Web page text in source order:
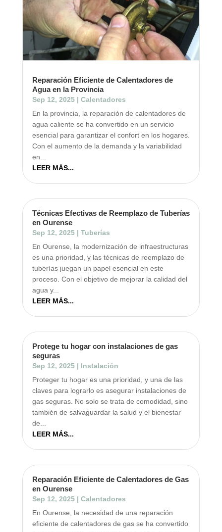
Reparación Eficiente de Calentadores de
Agua en la Provincia
Sep 12, 2025| Calentadores
En la provincia, la reparación de calentadores de
agua caliente se ha convertido en un servicio
esencial para garantizar el confort en los hogares.
Con el aumento de la demanda y la variabilidad
en...
LEER MÁS...
Técnicas Efectivas de Reemplazo de Tuberías
en Ourense
Sep 12, 2025| Tuberías
En Ourense, la modernización de infraestructuras
es una prioridad, y las técnicas de reemplazo de
tuberías juegan un papel esencial en este
proceso. Con el objetivo de mejorar la calidad del
agua y...
LEER MÁS...
Protege tu hogar con instalaciones de gas
seguras
Sep 12, 2025| Instalación
Proteger tu hogar es una prioridad, y una de las
claves para lograrlo es asegurar instalaciones de
gas seguras. No solo se trata de comodidad, sino
también de salvaguardar la salud y el bienestar
de...
LEER MÁS...
Reparación Eficiente de Calentadores de Gas
en Ourense
Sep 12, 2025| Calentadores
En Ourense, la necesidad de una reparación
eficiente de calentadores de gas se ha convertido